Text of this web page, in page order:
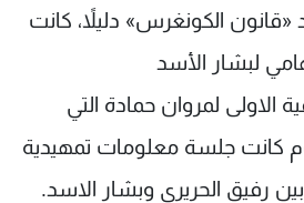
«قانون الكونغرس» دليلاً، كانت
لبشار الأسد
الاولى لمروان حمادة التي
كانت جلسة معلومات تمهيدية
رفيق الحريري وبشار الاسد.